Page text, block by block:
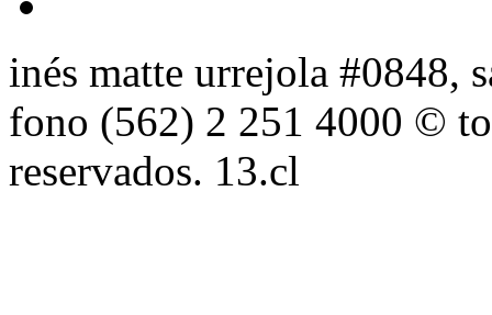
inés matte urrejola #0848,
fono (562) 2 251 4000 ©
reservados. 13.cl